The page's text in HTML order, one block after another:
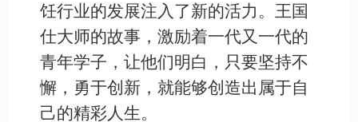
饪行业的发展注入了新的活力。王国
仕大师的故事，激励着一代又一代的
青年学子，让他们明白，只要坚持不
懈，勇于创新，就能够创造出属于自
己的精彩人生。